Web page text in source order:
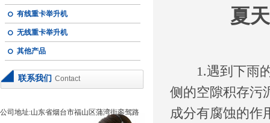
有线重卡举升机
无线重卡举升机
其他产品
联系我们 Contact
公司地址:山东省烟台市福山区蒲湾街銮驾路
夏
1.遇到下雨的
侧的空隙积存污
成分有腐蚀的作